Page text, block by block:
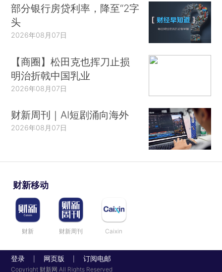
部分银行房贷利率，降至“2字
头
2026年08月07日
【商圈】松田克也挥刀止损
明治折戟中国乳业
2026年08月07日
财新周刊｜AI短剧涌向海外
2026年08月07日
财新移动
财新 财新周刊 Caixin
登录 网页版 订阅电邮
Copyright 财新网 All Rights Reserved